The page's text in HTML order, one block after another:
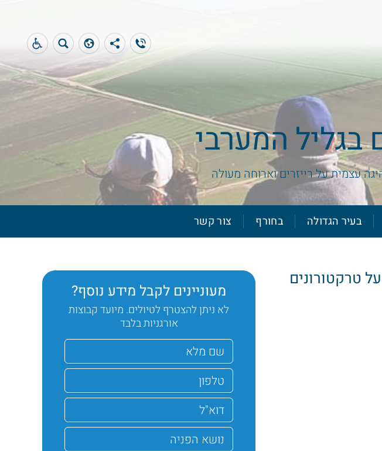
בגליל המערבי
עצמית על רייזרים וארוחה מעולה
בעיר הגדולה בחורף צור קשר
טרקטורונים
מעוניינים לקבל מידע נוסף?
לא ניתן להצטרף לטיולים. מיועד קבוצות
אורגניות בלבד